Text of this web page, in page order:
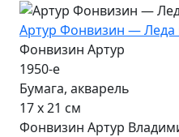
Артур Фонвизин — Леда
Фонвизин Артур
1950-е
Бумага, акварель
17 х 21 см
Фонвизин Артур